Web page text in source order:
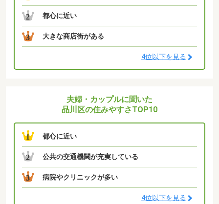
2 都心に近い
3 大きな商店街がある
4位以下を見る
夫婦・カップルに聞いた
品川区の住みやすさTOP10
1 都心に近い
2 公共の交通機関が充実している
3 病院やクリニックが多い
4位以下を見る